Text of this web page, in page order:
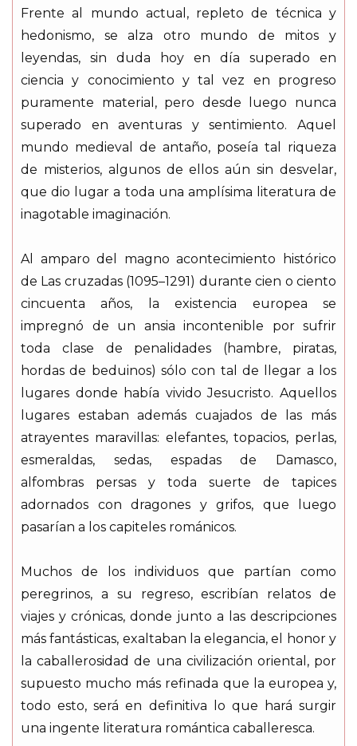
Frente al mundo actual, repleto de técnica y
hedonismo, se alza otro mundo de mitos y
leyendas, sin duda hoy en día superado en
ciencia y conocimiento y tal vez en progreso
puramente material, pero desde luego nunca
superado en aventuras y sentimiento. Aquel
mundo medieval de antaño, poseía tal riqueza
de misterios, algunos de ellos aún sin desvelar,
que dio lugar a toda una amplísima literatura de
inagotable imaginación.
Al amparo del magno acontecimiento histórico
de Las cruzadas (1095–1291) durante cien o ciento
cincuenta años, la existencia europea se
impregnó de un ansia incontenible por sufrir
toda clase de penalidades (hambre, piratas,
hordas de beduinos) sólo con tal de llegar a los
lugares donde había vivido Jesucristo. Aquellos
lugares estaban además cuajados de las más
atrayentes maravillas: elefantes, topacios, perlas,
esmeraldas, sedas, espadas de Damasco,
alfombras persas y toda suerte de tapices
adornados con dragones y grifos, que luego
pasarían a los capiteles románicos.
Muchos de los individuos que partían como
peregrinos, a su regreso, escribían relatos de
viajes y crónicas, donde junto a las descripciones
más fantásticas, exaltaban la elegancia, el honor y
la caballerosidad de una civilización oriental, por
supuesto mucho más refinada que la europea y,
todo esto, será en definitiva lo que hará surgir
una ingente literatura romántica caballeresca.